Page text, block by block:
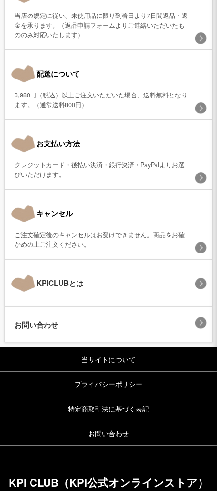
当店の規定に従い、未使用品に限り到着日より7日間返品・返
金を承ります。（返品申請フォームよりご連絡いただいたも
ののみ対応いたします）
配送について
3,980円（税込）以上ご注文いただいた場合、送料無料となり
ます。（通常送料800円）
お支払い方法
クレジットカード・後払い決済・銀行決済・PayPalよりお選
びいただけます。
キャンセル
ご注文確定後のキャンセルはお受けできません。商品をお確
かめの上ご注文ください。
KPICLUBとは
お問い合わせ
当サイトについて
プライバシーポリシー
特定商取引法に基づく表記
お問い合わせ
KPI CLUB（KPI公式オンラインストア）